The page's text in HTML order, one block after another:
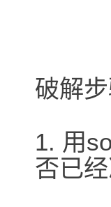
破解步
1. 用
否已